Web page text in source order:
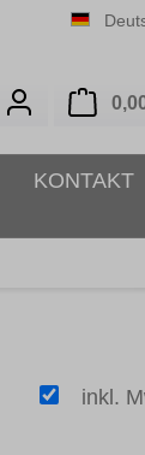
KONTAKT
inkl.